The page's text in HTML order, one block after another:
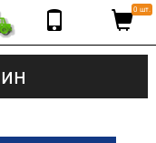
0 шт.